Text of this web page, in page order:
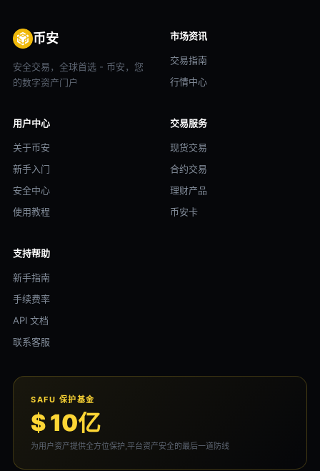
币安
安全交易，全球首选 - 币安，您
的数字资产门户
市场资讯
交易指南
行情中心
用户中心
关于币安
新手入门
安全中心
使用教程
交易服务
现货交易
合约交易
理财产品
币安卡
支持帮助
新手指南
手续费率
API 文档
联系客服
SAFU 保护基金
$ 10亿
为用户资产提供全方位保护,平台资产安全的最后一道防线